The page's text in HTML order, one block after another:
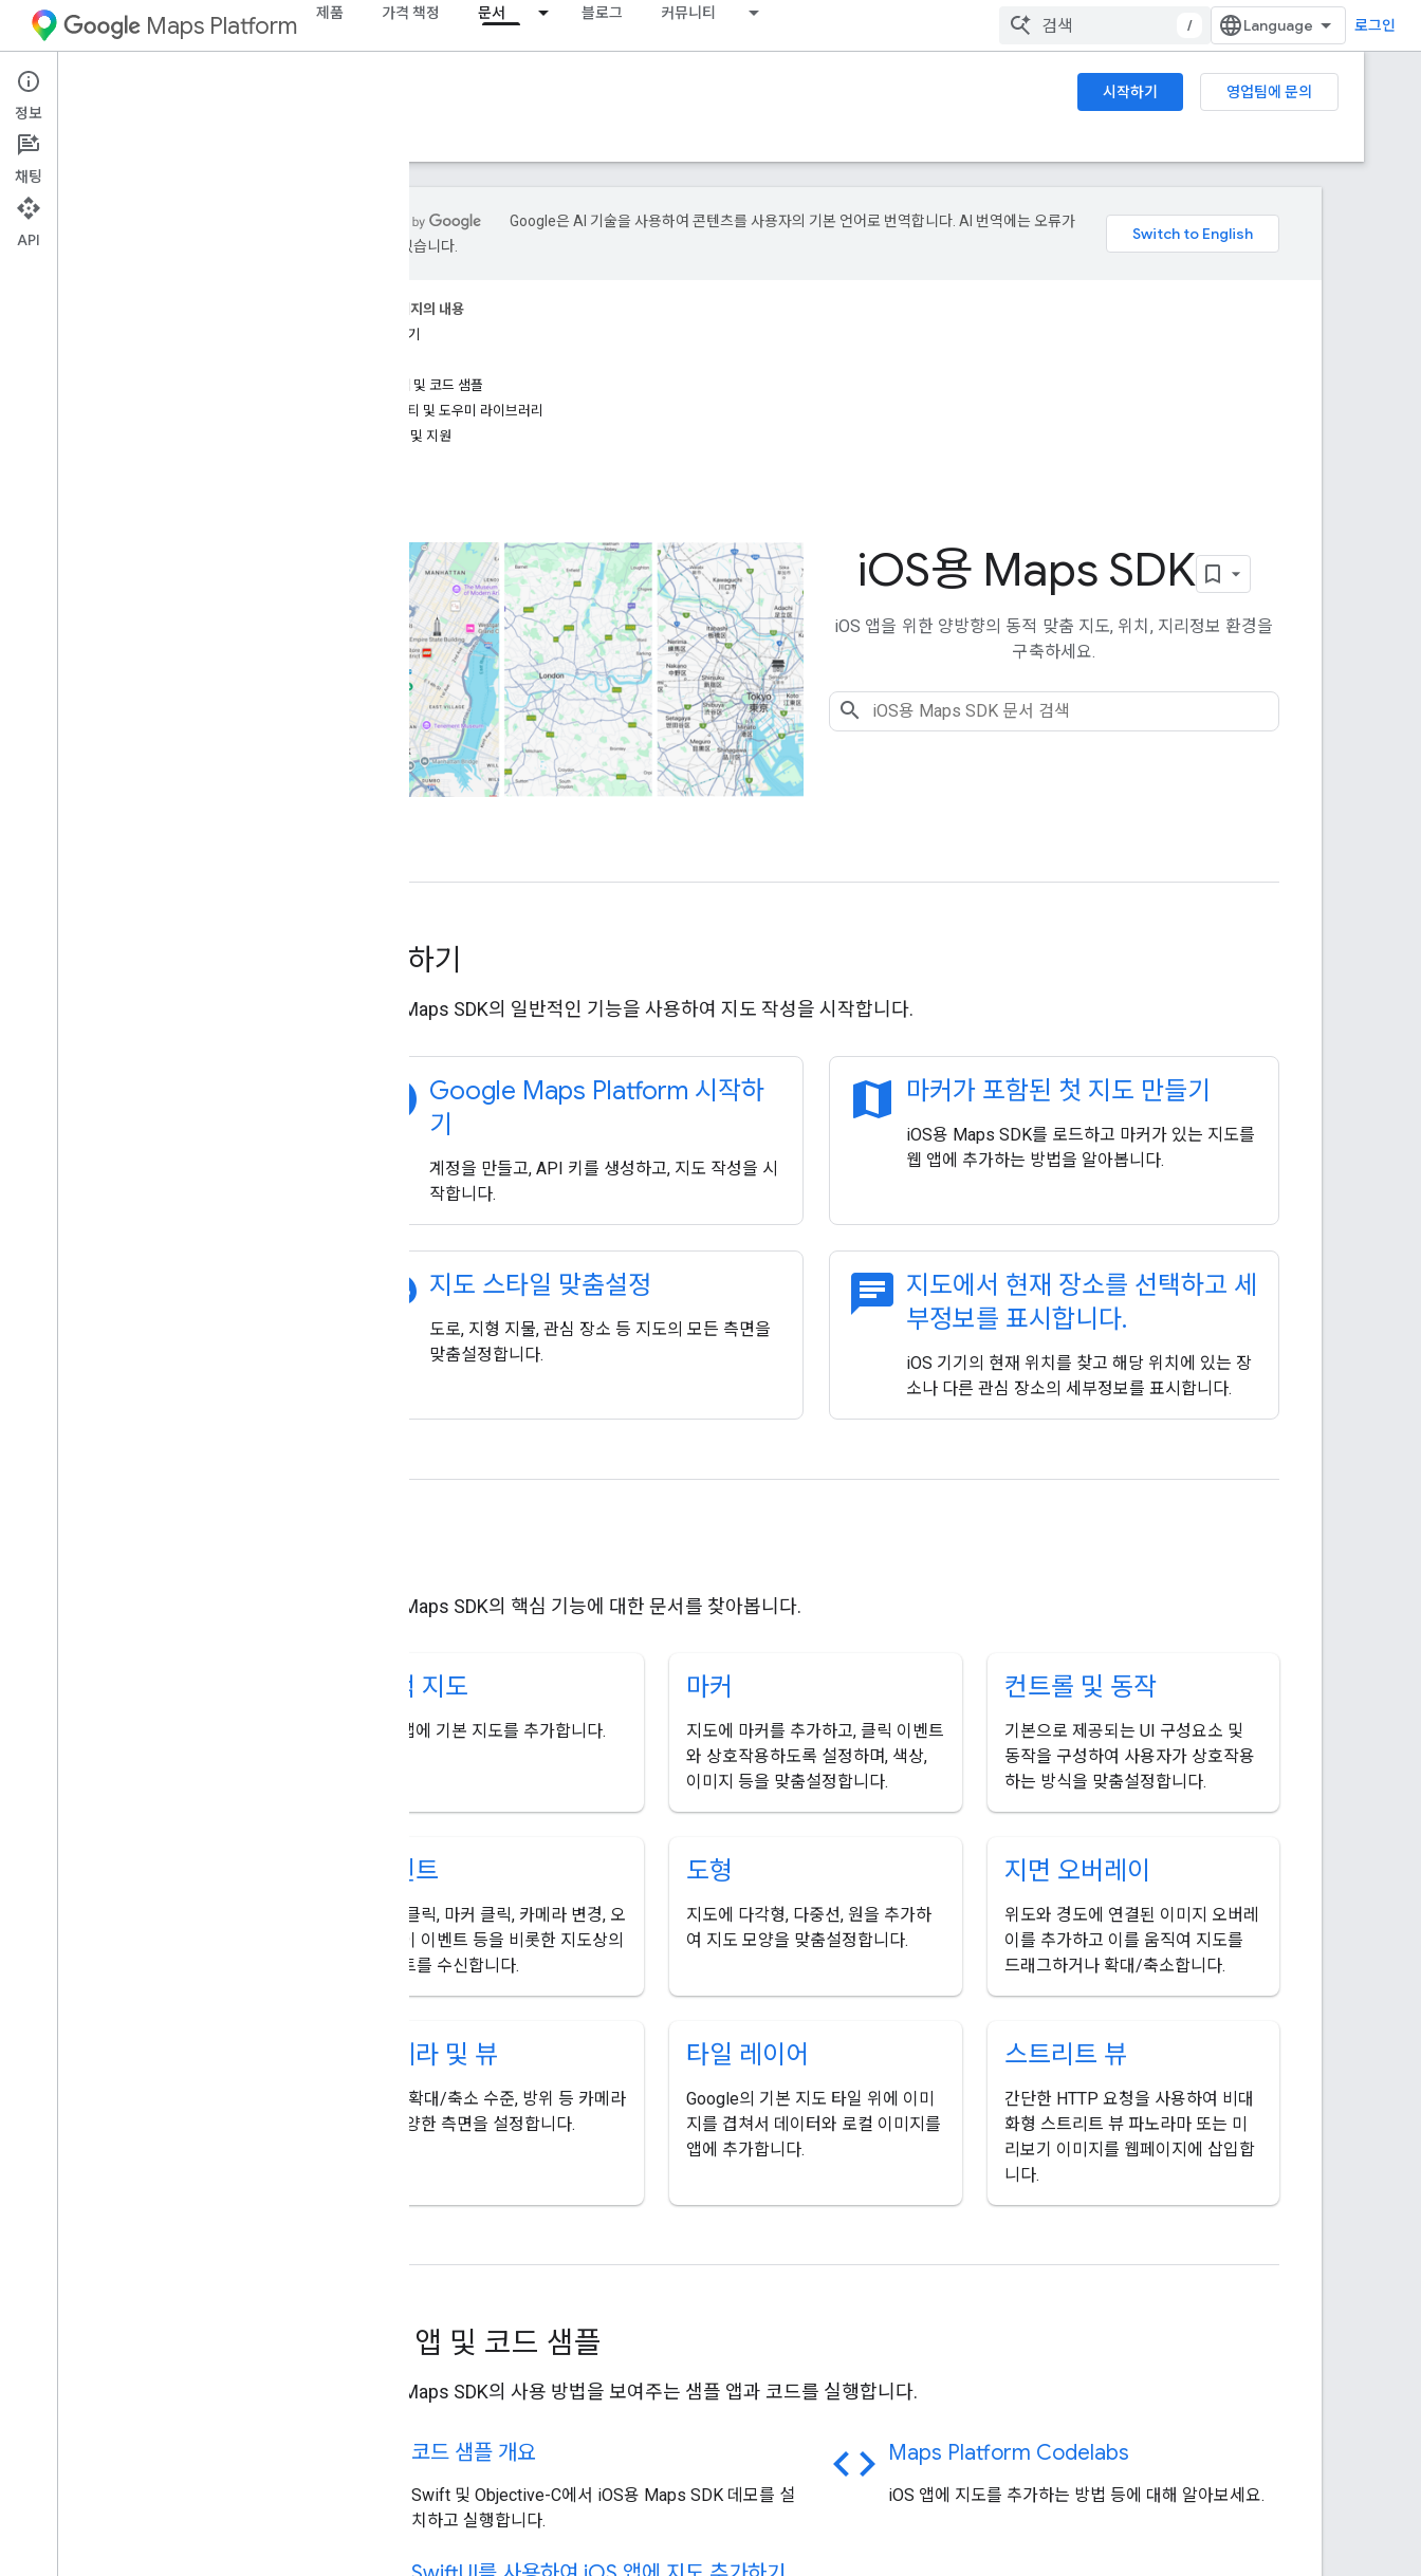
Maps Platform 제품 가격 책정 문서 블로그 커뮤니티
/ 로그인
iOS 시작하기
영업팀에 문의
가이드
Google은 AI 기술을 사용하여 콘텐츠를 사용자의 기본 언어로 번역합니다. AI 번역에는 오류가
있을 수 있습니다.
이 페이지의 내용
시작하기
예시 앱 및 코드 샘플
유틸리티 및 도우미 라이브러리
도움말 및 지원
iOS용 Maps SDK
iOS 앱을 위한 양방향의 동적 맞춤 지도, 위치, 지리정보 환경을
구축하세요.
시작하기
iOS용 Maps SDK의 일반적인 기능을 사용하여 지도 작성을 시작합니다.
explore Google Maps Platform 시작하
기
계정을 만들고, API 키를 생성하고, 지도 작성을 시
작합니다.
map 마커가 포함된 첫 지도 만들기
iOS용 Maps SDK를 로드하고 마커가 있는 지도를
웹 앱에 추가하는 방법을 알아봅니다.
palette 지도 스타일 맞춤설정
도로, 지형 지물, 관심 장소 등 지도의 모든 측면을
맞춤설정합니다.
chat 지도에서 현재 장소를 선택하고 세
부정보를 표시합니다.
iOS 기기의 현재 위치를 찾고 해당 위치에 있는 장
소나 다른 관심 장소의 세부정보를 표시합니다.
iOS용 Maps SDK의 핵심 기능에 대한 문서를 찾아봅니다.
동적 지도
iOS 앱에 기본 지도를 추가합니다.
마커
지도에 마커를 추가하고, 클릭 이벤트
와 상호작용하도록 설정하며, 색상,
이미지 등을 맞춤설정합니다.
컨트롤 및 동작
기본으로 제공되는 UI 구성요소 및
동작을 구성하여 사용자가 상호작용
하는 방식을 맞춤설정합니다.
이벤트
지도 클릭, 마커 클릭, 카메라 변경, 오
버레이 이벤트 등을 비롯한 지도상의
이벤트를 수신합니다.
도형
지도에 다각형, 다중선, 원을 추가하
여 지도 모양을 맞춤설정합니다.
지면 오버레이
위도와 경도에 연결된 이미지 오버레
이를 추가하고 이를 움직여 지도를
드래그하거나 확대/축소합니다.
카메라 및 뷰
위치, 확대/축소 수준, 방위 등 카메라
의 다양한 측면을 설정합니다.
타일 레이어
Google의 기본 지도 타일 위에 이미
지를 겹쳐서 데이터와 로컬 이미지를
앱에 추가합니다.
스트리트 뷰
간단한 HTTP 요청을 사용하여 비대
화형 스트리트 뷰 파노라마 또는 미
리보기 이미지를 웹페이지에 삽입합
니다.
예시 앱 및 코드 샘플
iOS용 Maps SDK의 사용 방법을 보여주는 샘플 앱과 코드를 실행합니다.
코드 샘플 개요
Swift 및 Objective-C에서 iOS용 Maps SDK 데모를 설
치하고 실행합니다.
code Maps Platform Codelabs
iOS 앱에 지도를 추가하는 방법 등에 대해 알아보세요.
정보
채팅
API